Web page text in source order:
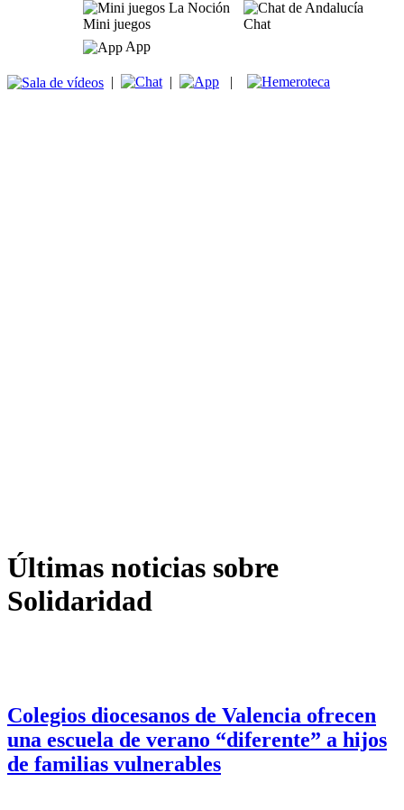
Mini juegos
Chat
App
| | |
Últimas noticias sobre
Solidaridad
Colegios diocesanos de Valencia ofrecen
una escuela de verano “diferente” a hijos
de familias vulnerables